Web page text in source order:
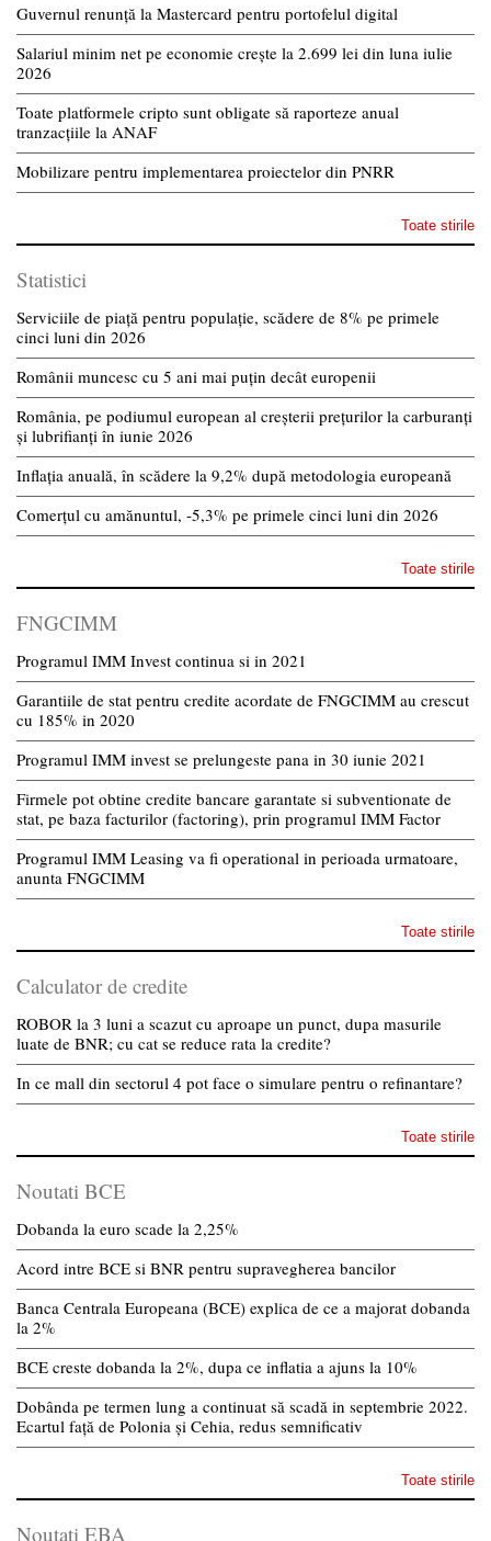
Guvernul renunță la Mastercard pentru portofelul digital
Salariul minim net pe economie crește la 2.699 lei din luna iulie
2026
Toate platformele cripto sunt obligate să raporteze anual
tranzacțiile la ANAF
Mobilizare pentru implementarea proiectelor din PNRR
Toate stirile
Statistici
Serviciile de piață pentru populație, scădere de 8% pe primele
cinci luni din 2026
Românii muncesc cu 5 ani mai puțin decât europenii
România, pe podiumul european al creșterii prețurilor la carburanți
și lubrifianți în iunie 2026
Inflația anuală, în scădere la 9,2% după metodologia europeană
Comerțul cu amănuntul, -5,3% pe primele cinci luni din 2026
Toate stirile
FNGCIMM
Programul IMM Invest continua si in 2021
Garantiile de stat pentru credite acordate de FNGCIMM au crescut
cu 185% in 2020
Programul IMM invest se prelungeste pana in 30 iunie 2021
Firmele pot obtine credite bancare garantate si subventionate de
stat, pe baza facturilor (factoring), prin programul IMM Factor
Programul IMM Leasing va fi operational in perioada urmatoare,
anunta FNGCIMM
Toate stirile
Calculator de credite
ROBOR la 3 luni a scazut cu aproape un punct, dupa masurile
luate de BNR; cu cat se reduce rata la credite?
In ce mall din sectorul 4 pot face o simulare pentru o refinantare?
Toate stirile
Noutati BCE
Dobanda la euro scade la 2,25%
Acord intre BCE si BNR pentru supravegherea bancilor
Banca Centrala Europeana (BCE) explica de ce a majorat dobanda
la 2%
BCE creste dobanda la 2%, dupa ce inflatia a ajuns la 10%
Dobânda pe termen lung a continuat să scadă in septembrie 2022.
Ecartul față de Polonia și Cehia, redus semnificativ
Toate stirile
Noutati EBA